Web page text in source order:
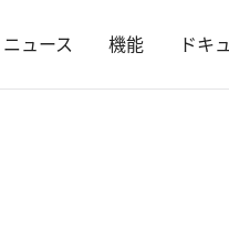
ニュース 機能 ドキ